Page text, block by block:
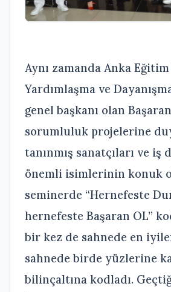
Aynı zamanda Anka
Yardımlaşma ve
genel başkanı olan
sorumluluk projelerine
tanınmış sanatçıları ve iş
önemli isimlerinin konuk
seminerde “Hernefeste
hernefeste Başaran OL”
bir kez de sahnede en
sahnede birde yüzlerine
bilinçaltına kodladı.